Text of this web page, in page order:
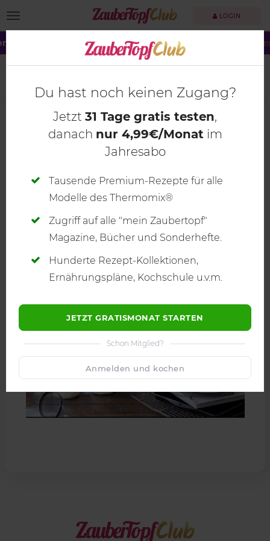
TOGGLE NAVIGATION LOGIN
große Summer Sale! Dein ZauberTopf Club – jetzt 40 %
Sophia Handschuh –
Du hast noch keinen Zugang?
Jetzt 31 Tage gratis testen,
danach nur 4,99€/Monat im
Jahresabo
Tausende Premium-Rezepte für alle
Modelle des Thermomix®
Zugriff auf alle "mein Zaubertopf"
Magazine, Bücher und Sonderhefte.
Hunderte Rezept-Kollektionen,
Ernährungspläne, Kochschule u.v.m.
JETZT GRATISMONAT STARTEN
Schon Mitglied?
Anmelden und kochen